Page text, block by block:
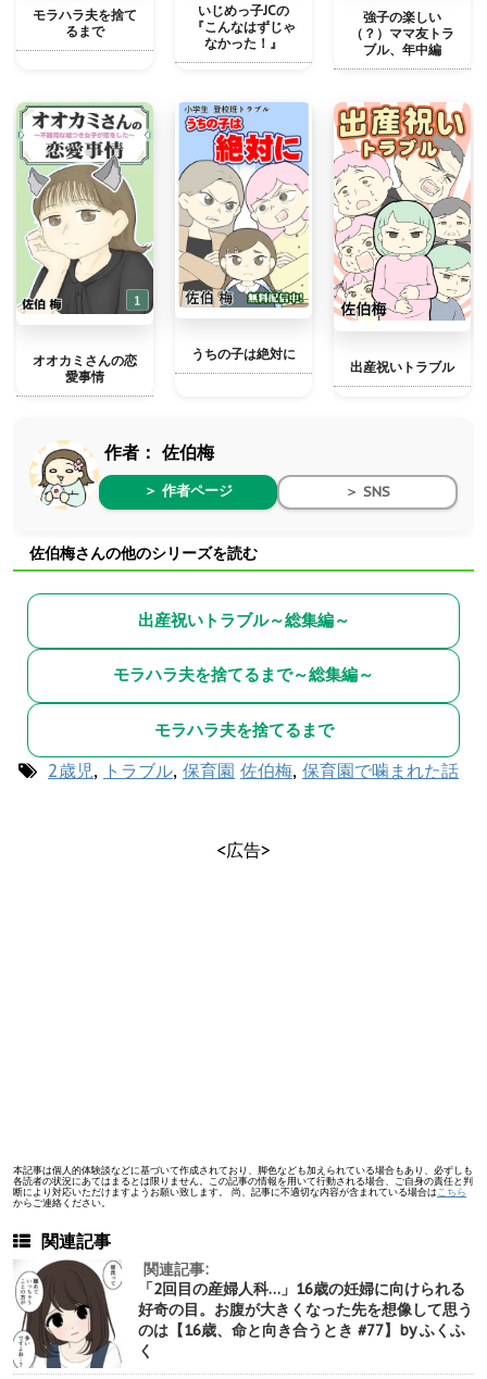
モラハラ夫を捨て
るまで
いじめっ子JCの
『こんなはずじゃ
なかった！』
強子の楽しい
（？）ママ友トラ
ブル、年中編
オオカミさんの恋
愛事情
うちの子は絶対に
出産祝いトラブル
作者： 佐伯梅
＞ 作者ページ ＞ SNS
佐伯梅さんの他のシリーズを読む
出産祝いトラブル～総集編～
モラハラ夫を捨てるまで～総集編～
モラハラ夫を捨てるまで
2歳児, トラブル, 保育園 佐伯梅, 保育園で噛まれた話
<広告>
本記事は個人的体験談などに基づいて作成されており、脚色なども加えられている場合もあり、必ずしも
各読者の状況にあてはまるとは限りません。この記事の情報を用いて行動される場合、ご自身の責任と判
断により対応いただけますようお願い致します。 尚、記事に不適切な内容が含まれている場合はこちら
からご連絡ください。
関連記事
関連記事:
「2回目の産婦人科…」16歳の妊婦に向けられる
好奇の目。お腹が大きくなった先を想像して思う
のは【16歳、命と向き合うとき #77】by ふくふ
く